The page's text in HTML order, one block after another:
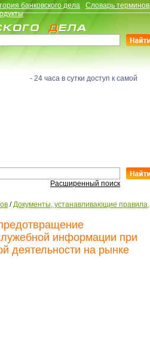
банковского дела
Словарь терминов
- 24 часа в сутки доступ к самой
Расширенный поиск
/Документы, устанавливающие правила,
информации при
деятельности на рынке